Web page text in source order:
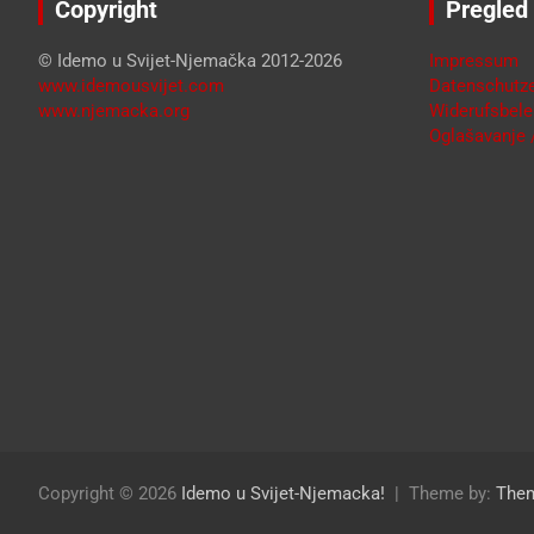
Copyright
© Idemo u Svijet-Njemačka 2012-2026
www.idemousvijet.com
www.njemacka.org
Pregled
Impressum
Copyright © 2026 Idemo u Svijet-Njemacka! Theme by: